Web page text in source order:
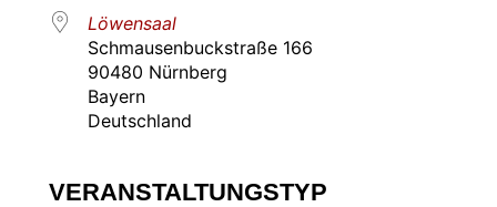
Löwensaal
Schmausenbuckstraße 166
90480 Nürnberg
Bayern
Deutschland
VERANSTALTUNGSTYP